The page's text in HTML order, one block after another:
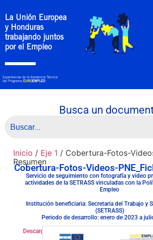
La Unión Europea
y Honduras
trabajando juntos
por el Empleo
Busca un
Inicio / Eje 1 / Cobertura-Fotos-
Resumen
Cobertura-Fotos-Videos-
Servicio de seguimiento con fotografía y video
actividades de Ia SETRASS vinculadas con la
Empleo
Institución beneficiaria: Secretaria del Trabajo y
(SETRASS)
Periodo de desarrollo: enero de 2023 a
Descargar Documento